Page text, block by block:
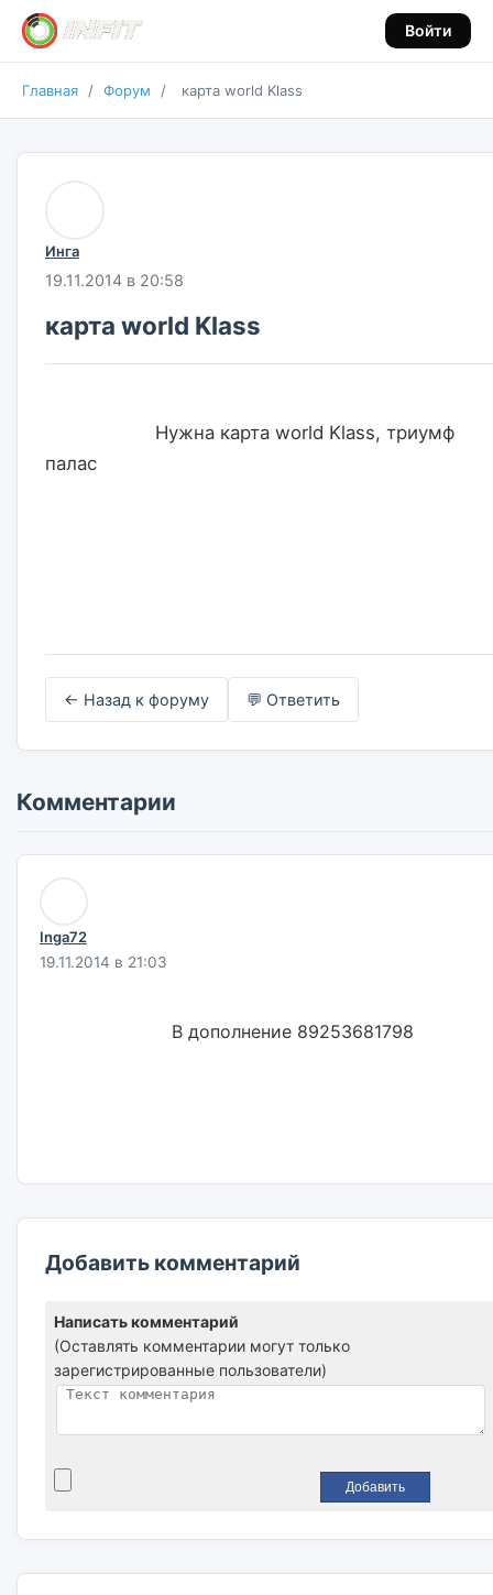
Войти
Главная / Форум / карта world Klass
Инга
19.11.2014 в 20:58
карта world Klass
палас
← Назад к форуму 💬 Ответить
Комментарии
Inga72
19.11.2014 в 21:03
Добавить комментарий
Написать комментарий
(Оставлять комментарии могут только
зарегистрированные пользователи)